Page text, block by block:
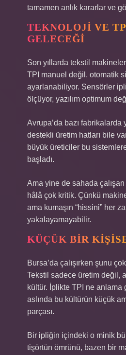
tamamen anlık kararlar ve
TEKNOLOJI VE
GELECEĞI
Son yıllarda tekstil
TPI manuel değil, otomatik
ayarlanabiliyor. Sensörler
ölçüyor, yazılım optimum
Avrupa’da bazı fabrikalarda
destekli üretim hatları bile
büyük üreticiler bu
başladı.
Ama yine de sahada
hâlâ çok kritik. Çünkü
ama kumaşın “hissini” her
yakalayamayabilir.
KÜÇÜK BIR
Bursa’da çalışırken şunu
Tekstil sadece üretim değil,
kültür. İplikte TPI ne anlama
aslında bu kültürün küçük
parçası.
Bir ipliğin içindeki o minik
tişörtün ömrünü, bazen bir